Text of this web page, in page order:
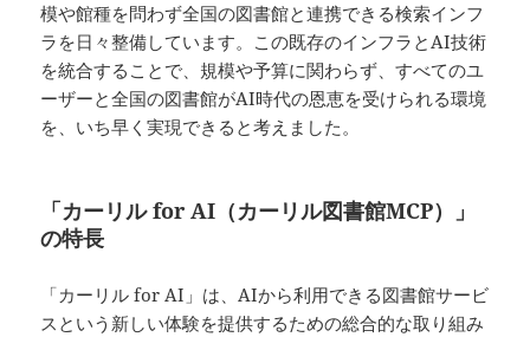
模や館種を問わず全国の図書館と連携できる検索インフ
ラを日々整備しています。この既存のインフラとAI技術
を統合することで、規模や予算に関わらず、すべてのユ
ーザーと全国の図書館がAI時代の恩恵を受けられる環境
を、いち早く実現できると考えました。
「カーリル for AI（カーリル図書館MCP）」
の特長
「カーリル for AI」は、AIから利用できる図書館サービ
スという新しい体験を提供するための総合的な取り組み